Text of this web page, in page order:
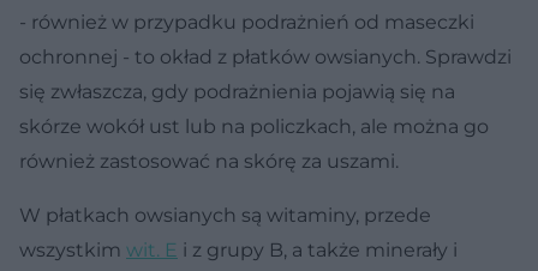
- również w przypadku podrażnień od maseczki
ochronnej - to okład z płatków owsianych. Sprawdzi
się zwłaszcza, gdy podrażnienia pojawią się na
skórze wokół ust lub na policzkach, ale można go
również zastosować na skórę za uszami.
W płatkach owsianych są witaminy, przede
wszystkim wit. E i z grupy B, a także minerały i